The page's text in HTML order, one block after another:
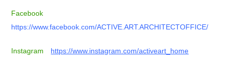
Facebook
https://www.facebook.com/ACTIVE.ART.ARCHITECTOFFICE/
Instagram https://www.instagram.com/activeart_home